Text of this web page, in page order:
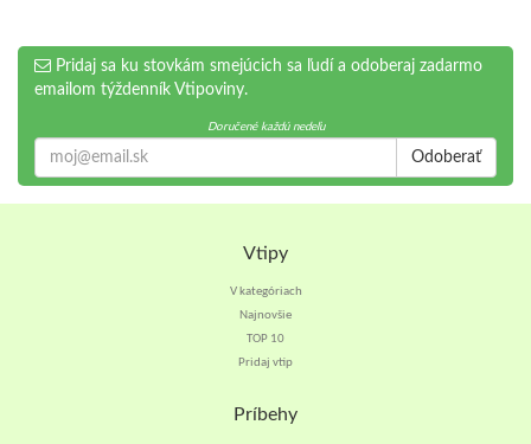
Pridaj sa ku stovkám smejúcich sa ľudí a odoberaj zadarmo
emailom týždenník Vtipoviny.
Doručené každú nedeľu
Odoberať
Vtipy
V kategóriach
Najnovšie
TOP 10
Pridaj vtip
Príbehy